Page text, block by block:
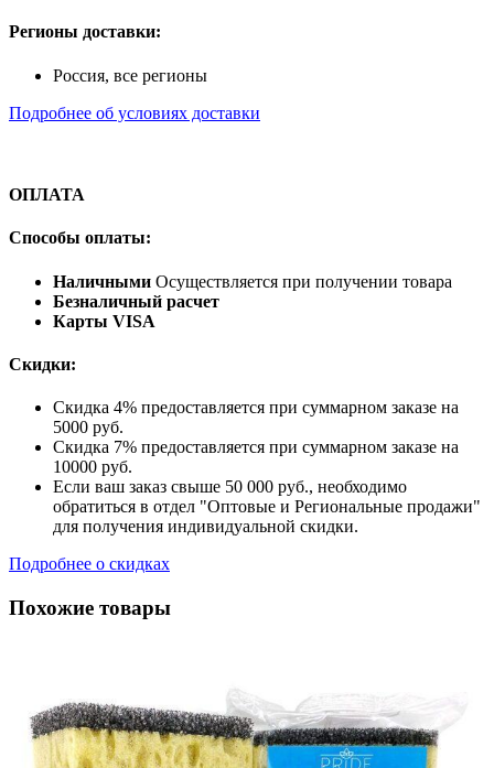
Регионы доставки:
Россия, все регионы
Подробнее об условиях доставки
ОПЛАТА
Способы оплаты:
Наличными Осуществляется при получении товара
Безналичный расчет
Карты VISA
Скидки:
Скидка 4% предоставляется при суммарном заказе на
5000 руб.
Скидка 7% предоставляется при суммарном заказе на
10000 руб.
Если ваш заказ свыше 50 000 руб., необходимо
обратиться в отдел "Оптовые и Региональные продажи"
для получения индивидуальной скидки.
Подробнее о скидках
Похожие товары